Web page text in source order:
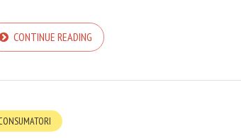
CONTINUE READING